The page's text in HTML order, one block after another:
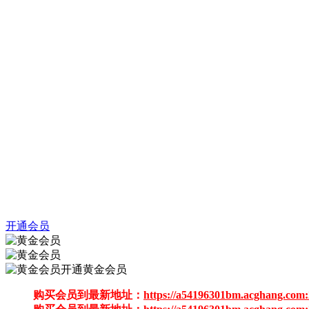
开通会员
开通黄金会员
购买会员到最新地址： https://